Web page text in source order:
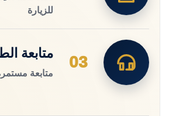
للزيارة
03
متابعة
متابعة